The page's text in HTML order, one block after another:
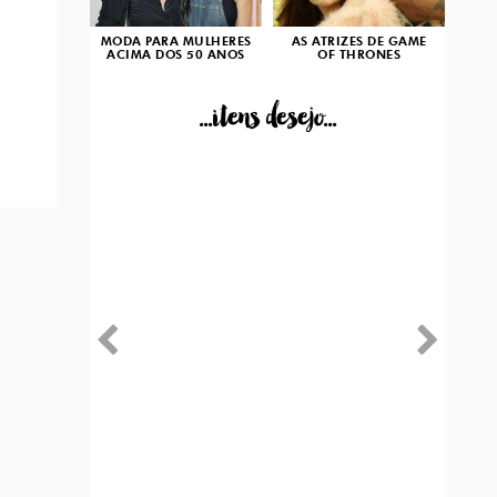
MODA PARA MULHERES
ACIMA DOS 50 ANOS
AS ATRIZES DE GAME
OF THRONES
...itens desejo...